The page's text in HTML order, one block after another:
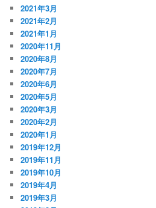
2021年3月
2021年2月
2021年1月
2020年11月
2020年8月
2020年7月
2020年6月
2020年5月
2020年3月
2020年2月
2020年1月
2019年12月
2019年11月
2019年10月
2019年4月
2019年3月